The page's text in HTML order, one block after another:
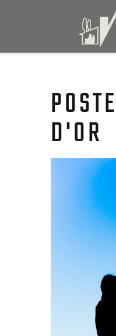
D'OR